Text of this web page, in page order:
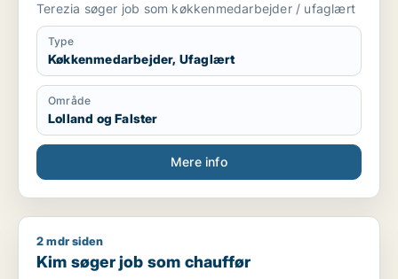
Terezia søger job som køkkenmedarbejder / ufaglært
Type
Køkkenmedarbejder, Ufaglært
Område
Lolland og Falster
Mere info
Kim søger job som chauffør
2 mdr siden
Kim søger job som chauffør